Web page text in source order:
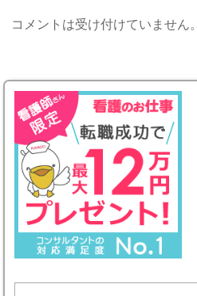
コメントは受け付けていません。